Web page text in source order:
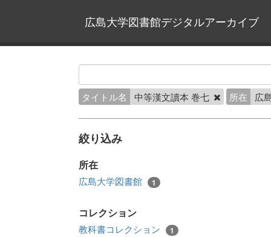
広島大学図書館デジタルアーカイブ
タイトル名 中等漢文讀本 巻七 所在 広
絞り込み
所在
広島大学図書館 1
コレクション
教科書コレクション 1